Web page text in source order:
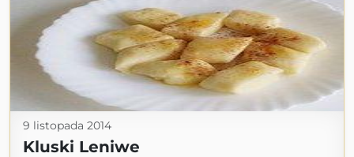
9 listopada 2014
Kluski Leniwe